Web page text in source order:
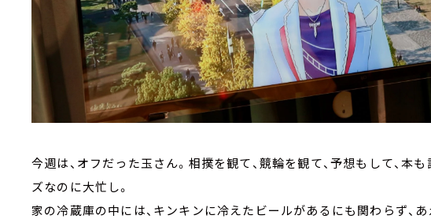
今週は、オフだった玉さん。相撲を観て、競輪を観て、予想もして、本
ズなのに大忙し。
家の冷蔵庫の中には、キンキンに冷えたビールがあるにも関わらず、